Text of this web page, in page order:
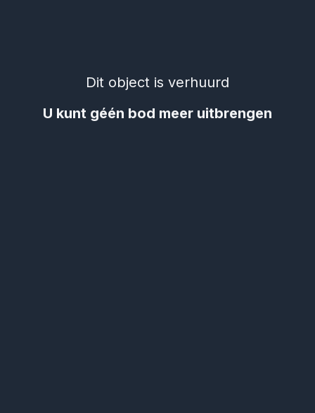
Dit object is verhuurd
U kunt géén bod meer uitbrengen